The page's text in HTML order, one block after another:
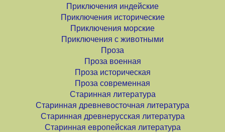
Приключения индейские
Приключения исторические
Приключения морские
Приключения с животными
Проза
Проза военная
Проза историческая
Проза современная
Старинная литература
Старинная древневосточная литература
Старинная древнерусская литература
Старинная европейская литература